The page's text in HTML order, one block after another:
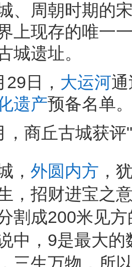
、周朝时期的
上现存的唯一
城遗址。
日， 大运河
遗产预备名单
，商丘古城获
， 外圆内方 ，
，招财进宝之
割成200米见
中，9是最大